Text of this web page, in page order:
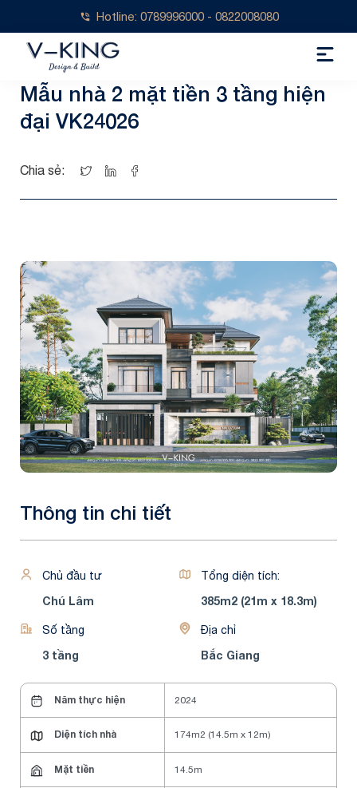
Hotline: 0789996000 - 0822008080
Mẫu nhà 2 mặt tiền 3 tầng hiện
đại VK24026
Chia sẻ:
Thông tin chi tiết
Chủ đầu tư
Chú Lâm
Tổng diện tích:
385m2 (21m x 18.3m)
Số tầng
3 tầng
Địa chỉ
Bắc Giang
Năm thực hiện 2024
Diện tích nhà 174m2 (14.5m x 12m)
Mặt tiền 14.5m